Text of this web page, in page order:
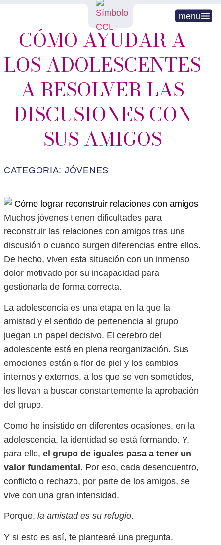
menu
CÓMO AYUDAR A
LOS ADOLESCENTES
A RESOLVER LAS
DISCUSIONES CON
SUS AMIGOS
CATEGORIA: JÓVENES
Muchos jóvenes tienen dificultades para
reconstruir las relaciones con amigos tras una
discusión o cuando surgen diferencias entre ellos.
De hecho, viven esta situación con un inmenso
dolor motivado por su incapacidad para
gestionarla de forma correcta.
La adolescencia es una etapa en la que la
amistad y el sentido de pertenencia al grupo
juegan un papel decisivo. El cerebro del
adolescente está en plena reorganización. Sus
emociones están a flor de piel y los cambios
internos y externos, a los que se ven sometidos,
les llevan a buscar constantemente la aprobación
del grupo.
Como he insistido en diferentes ocasiones, en la
adolescencia, la identidad se está formando. Y,
para ello, el grupo de iguales pasa a tener un
valor fundamental. Por eso, cada desencuentro,
conflicto o rechazo, por parte de los amigos, se
vive con una gran intensidad.
Porque, la amistad es su refugio.
Y si esto es así, te plantearé una pregunta.